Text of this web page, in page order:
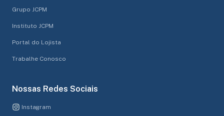
Grupo JCPM
Instituto JCPM
Portal do Lojista
Trabalhe Conosco
Nossas Redes Sociais
Instagram